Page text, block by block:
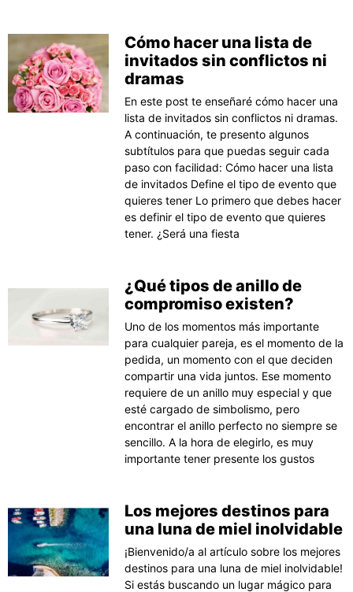
Cómo hacer una lista de
invitados sin conflictos ni
dramas
En este post te enseñaré cómo hacer una
lista de invitados sin conflictos ni dramas.
A continuación, te presento algunos
subtítulos para que puedas seguir cada
paso con facilidad: Cómo hacer una lista
de invitados Define el tipo de evento que
quieres tener Lo primero que debes hacer
es definir el tipo de evento que quieres
tener. ¿Será una fiesta
¿Qué tipos de anillo de
compromiso existen?
Uno de los momentos más importante
para cualquier pareja, es el momento de la
pedida, un momento con el que deciden
compartir una vida juntos. Ese momento
requiere de un anillo muy especial y que
esté cargado de simbolismo, pero
encontrar el anillo perfecto no siempre se
sencillo. A la hora de elegirlo, es muy
importante tener presente los gustos
Los mejores destinos para
una luna de miel inolvidable
¡Bienvenido/a al artículo sobre los mejores
destinos para una luna de miel inolvidable!
Si estás buscando un lugar mágico para